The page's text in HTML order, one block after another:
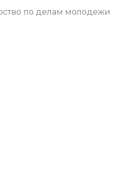
по делам молодежи